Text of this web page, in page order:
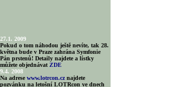
27.1. 2009
Pokud o tom náhodou ještě nevíte, tak 28.
května bude v Praze zahrána Symfonie
Pán prstenů! Detaily najdete a lístky
můžete objednávat ZDE
9.4. 2008
Na adrese www.lotrcon.cznajdete
pozvánku na letošní LOTRcon ve dnech